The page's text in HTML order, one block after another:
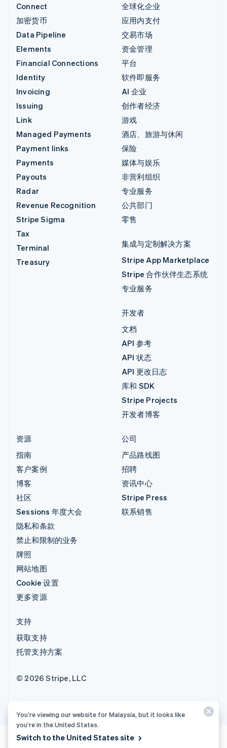
Connect
加密货币
Data Pipeline
Elements
Financial Connections
Identity
Invoicing
Issuing
Link
Managed Payments
Payment links
Payments
Payouts
Radar
Revenue Recognition
Stripe Sigma
Tax
Terminal
Treasury
全球化企业
应用内支付
交易市场
资金管理
平台
软件即服务
AI 企业
创作者经济
游戏
酒店、旅游与休闲
保险
媒体与娱乐
非营利组织
专业服务
公共部门
零售
集成与定制解决方案
Stripe App Marketplace
Stripe 合作伙伴生态系统
专业服务
开发者
文档
API 参考
API 状态
API 更改日志
库和 SDK
Stripe Projects
开发者博客
资源
指南
客户案例
博客
社区
Sessions 年度大会
隐私和条款
禁止和限制的业务
牌照
网站地图
Cookie 设置
更多资源
公司
产品路线图
招聘
资讯中心
Stripe Press
联系销售
支持
获取支持
托管支持方案
© 2026 Stripe, LLC
You’re viewing our website for Malaysia, but it looks like
you’re in the United States.
Switch to the United States site